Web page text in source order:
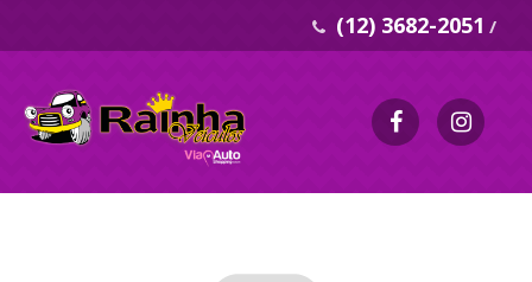
(12) 3682-2051 /